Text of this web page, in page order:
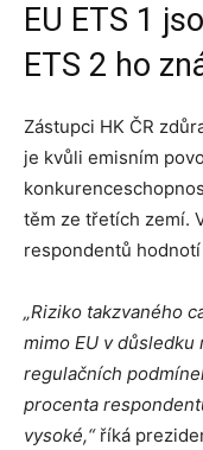
EU ETS 1
ETS 2 ho
Zástupci HK ČR
je kvůli emisním
těm ze třetích zemí.
respondentů
„Riziko takzvaného
mimo EU v
regulačních
procenta
vysoké,“říká